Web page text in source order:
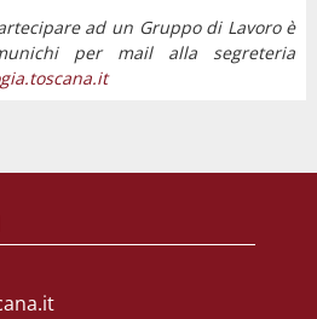
ad un Gruppo di Lavoro è
per mail alla segreteria